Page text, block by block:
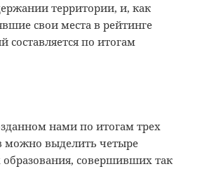
территории, и, как
свои места в рейтинге
составляется по итогам
нами по итогам трех
можно выделить четыре
совершивших так